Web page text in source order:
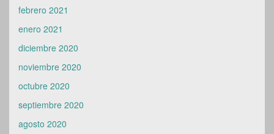
febrero 2021
enero 2021
diciembre 2020
noviembre 2020
octubre 2020
septiembre 2020
agosto 2020